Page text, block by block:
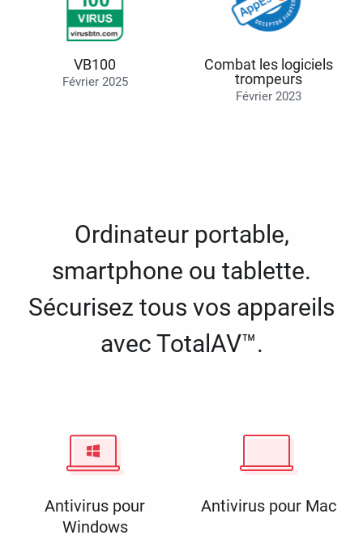
VB100
Février 2025
Combat les logiciels
trompeurs
Février 2023
Ordinateur portable,
smartphone ou tablette.
Sécurisez tous vos appareils
avec TotalAV™.
Antivirus pour
Windows
Antivirus pour Mac